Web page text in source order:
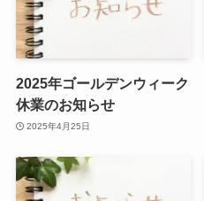
2025年ゴールデンウィーク
休業のお知らせ
2025年4月25日